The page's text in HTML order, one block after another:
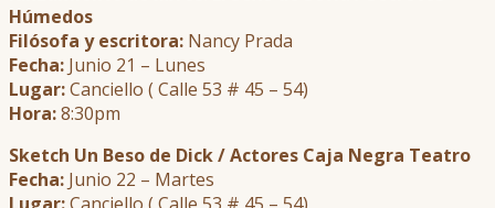
Húmedos
Filósofa y escritora: Nancy Prada
Fecha: Junio 21 – Lunes
Lugar:Canciello ( Calle 53 # 45 – 54)
Hora:8:30pm
Sketch Un Beso de Dick / Actores Caja Negra Teatro
Fecha: Junio 22 – Martes